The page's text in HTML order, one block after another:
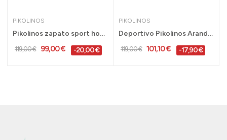
PIKOLINOS
Pikolinos zapato sport hombre Cambil sin...
119,00 € 99,00 € -20,00 €
PIKOLINOS
Deportivo Pikolinos Aranda para hombre en piel...
119,00 € 101,10 € -17,90 €